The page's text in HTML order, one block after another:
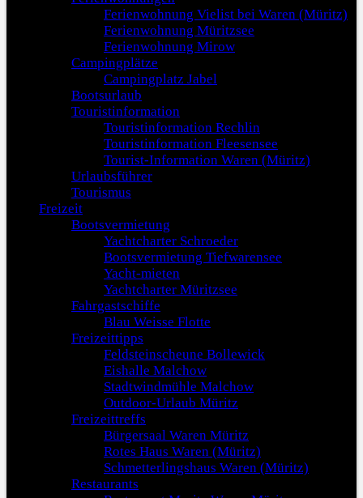
Ferienwohnung Vielist bei Waren (Müritz)
Ferienwohnung Müritzsee
Ferienwohnung Mirow
Campingplätze
Campingplatz Jabel
Bootsurlaub
Touristinformation
Touristinformation Rechlin
Touristinformation Fleesensee
Tourist-Information Waren (Müritz)
Urlaubsführer
Tourismus
Freizeit
Bootsvermietung
Yachtcharter Schroeder
Bootsvermietung Tiefwarensee
Yacht-mieten
Yachtcharter Müritzsee
Fahrgastschiffe
Blau Weisse Flotte
Freizeittipps
Feldsteinscheune Bollewick
Eishalle Malchow
Stadtwindmühle Malchow
Outdoor-Urlaub Müritz
Freizeittreffs
Bürgersaal Waren Müritz
Rotes Haus Waren (Müritz)
Schmetterlingshaus Waren (Müritz)
Restaurants